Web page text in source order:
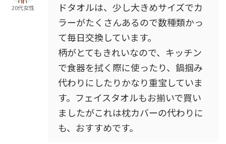
20代女性
ドタオルは、少し大きめサイズでカ
ラーがたくさんあるので数種類かっ
て毎日交換しています。
柄がとてもきれいなので、キッチン
で食器を拭く際に使ったり、鍋掴み
代わりにしたりかなり重宝していま
す。フェイスタオルもお揃いで買い
ましたがこれは枕カバーの代わりに
も、おすすめです。